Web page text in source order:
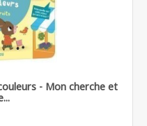
- Mon cherche et